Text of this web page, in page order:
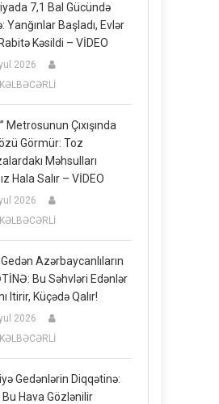
7,1 Bal Gücündə
Yanğınlar Başladı, Evlər
Kəsildi – VİDEO
2026
Metrosunun Çıxışında
Görmür: Toz
Məhsulları
Hala Salır – VİDEO
2026
Azərbaycanlıların
Bu Səhvləri Edənlər
Itirir, Küçədə Qalır!
2026
Gedənlərin Diqqətinə:
Hava Gözlənilir